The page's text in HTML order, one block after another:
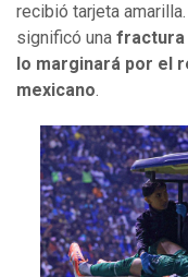
recibió tarjeta
significó una fractura
lo marginará por el
mexicano.